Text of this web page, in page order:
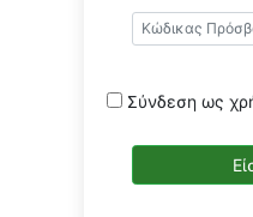
Σύνδεση ως